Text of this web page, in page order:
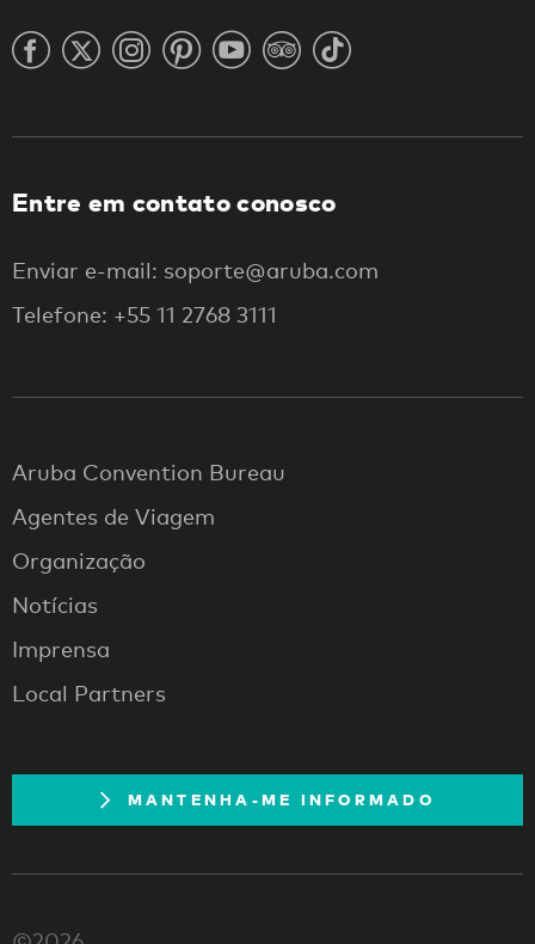
Entre em contato conosco
Enviar e-mail: soporte@aruba.com
Telefone: +55 11 2768 3111
Aruba Convention Bureau
Agentes de Viagem
Organização
Notícias
Imprensa
Local Partners
MANTENHA-ME INFORMADO